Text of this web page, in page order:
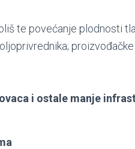
te povećanje plodnosti tla.
i ostale manje